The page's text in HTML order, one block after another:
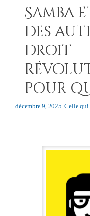
Samba
des
droit
pour
décembre 9, 2025 |Celle qui